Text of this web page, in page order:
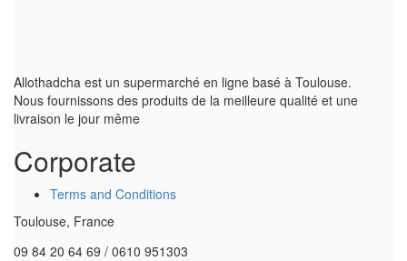
Allothadcha est un supermarché en ligne basé à Toulouse.
Nous fournissons des produits de la meilleure qualité et une
livraison le jour même
Corporate
Terms and Conditions
Toulouse, France
09 84 20 64 69 / 0610 951303